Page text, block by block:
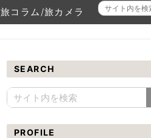
旅コラム/旅カメラ
SEARCH
PROFILE